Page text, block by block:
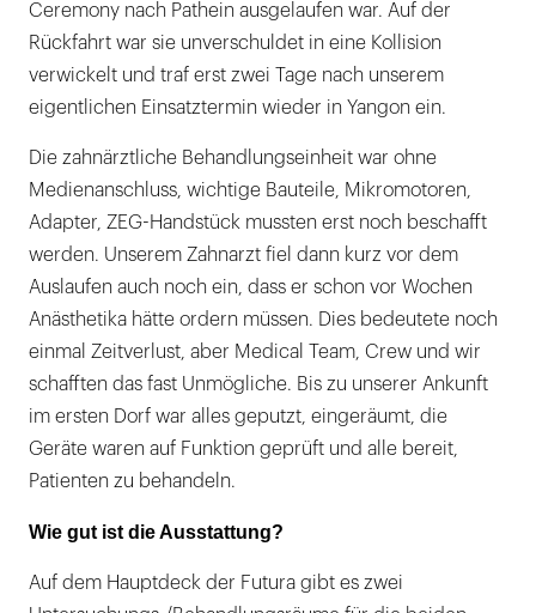
Ceremony nach Pathein ausgelaufen war. Auf der
Rückfahrt war sie unverschuldet in eine Kollision
verwickelt und traf erst zwei Tage nach unserem
eigentlichen Einsatztermin wieder in Yangon ein.
Die zahnärztliche Behandlungseinheit war ohne
Medienanschluss, wichtige Bauteile, Mikromotoren,
Adapter, ZEG-Handstück mussten erst noch beschafft
werden. Unserem Zahnarzt fiel dann kurz vor dem
Auslaufen auch noch ein, dass er schon vor Wochen
Anästhetika hätte ordern müssen. Dies bedeutete noch
einmal Zeitverlust, aber Medical Team, Crew und wir
schafften das fast Unmögliche. Bis zu unserer Ankunft
im ersten Dorf war alles geputzt, eingeräumt, die
Geräte waren auf Funktion geprüft und alle bereit,
Patienten zu behandeln.
Wie gut ist die Ausstattung?
Auf dem Hauptdeck der Futura gibt es zwei